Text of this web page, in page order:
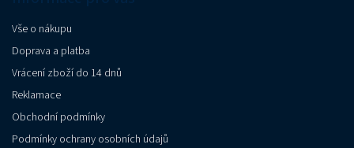
Vše o nákupu
Doprava a platba
Vrácení zboží do 14 dnů
Reklamace
Obchodní podmínky
Podmínky ochrany osobních údajů